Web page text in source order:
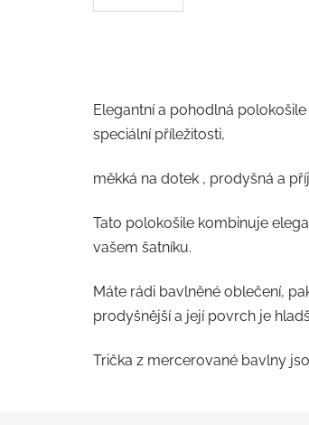
Elegantní a pohodlná polokošile
speciální příležitosti,
měkká na dotek , prodyšná a
Tato polokošile kombinuje
vašem šatníku.
Máte rádi bavlněné oblečení,
prodyšnější a její povrch je
Trička z mercerované bavlny